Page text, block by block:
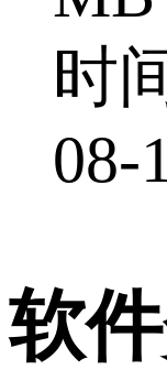
时
08-
软